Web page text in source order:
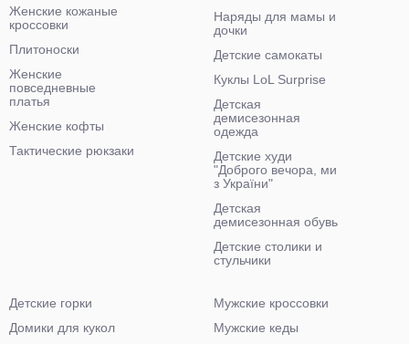
Женские кожаные
кроссовки
Плитоноски
Женские
повседневные
платья
Женские кофты
Тактические рюкзаки
Наряды для мамы и
дочки
Детские самокаты
Куклы LoL Surprise
Детская
демисезонная
одежда
Детские худи
"Доброго вечора, ми
з України"
Детская
демисезонная обувь
Детские столики и
стульчики
Детские горки
Домики для кукол
Мужские кроссовки
Мужские кеды